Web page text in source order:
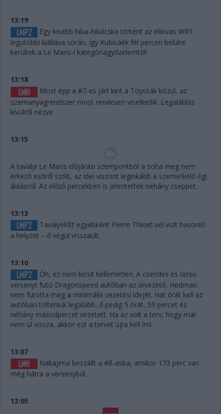
13:19
Egy kisebb hiba-hibácska történt az éllovas WRT
legutóbbi kiállása során, így Kubicáék fél percen belülre
kerültek a Le Mans-i kategóriagyőzelemtől!
13:18
Most épp a #7-es járt kint a Toyoták közül, az
üzemanyagrendszer most rendesen viselkedik. Legalábbis
kívülről nézve.
13:15
A tavalyi Le Mans időjárási szempontból a soha meg nem
érkező esőről szólt, az idei viszont leginkább a szemerkélő égi
áldásról. Az előző percekben is jelentettek néhány cseppet.
13:13
Tavalyelőtt egyébként Pierre Thiriet-vel volt hasonló
a helyzet – ő végül visszaült.
13:10
Óh, ez nem kicsit kellemetlen. A csendes és lassú
versenyt futó Dragonspeed autóban az úrvezető, Hedman
nem futotta meg a minimális vezetési idejét. Hat órát kell az
autóban tölteniük legalább, ő pedig 5 órát, 59 percet és
néhány másodpercet vezetett. Ha az volt a terv, hogy már
nem ül vissza, akkor ezt a tervet újra kell írni.
13:07
Nakajima beszállt a #8-asba, amikor 173 perc van
még hátra a versenyből.
13:05